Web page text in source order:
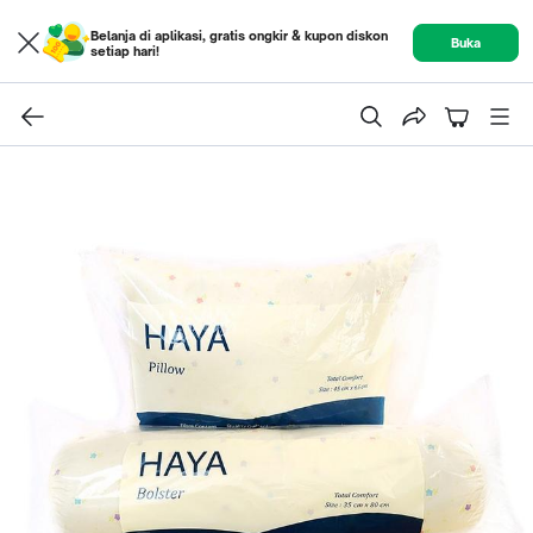
Belanja di aplikasi, gratis ongkir & kupon diskon
setiap hari!
Buka